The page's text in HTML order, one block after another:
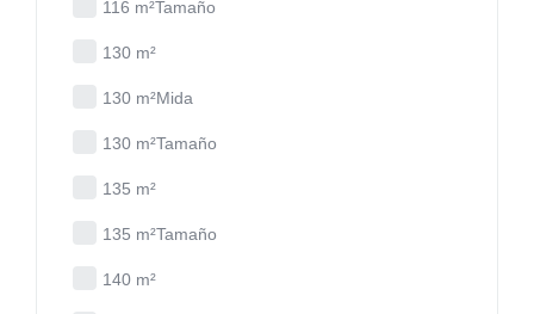
116 m²Tamaño
130 m²
130 m²Mida
130 m²Tamaño
135 m²
135 m²Tamaño
140 m²